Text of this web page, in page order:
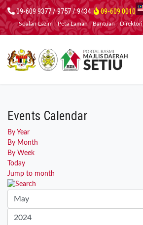
09-609 9377 / 9757 / 9434 09-609 0010
Soalan Lazim Peta Laman Bantuan Direktori
Events Calendar
By Year
By Month
By Week
Today
Jump to month